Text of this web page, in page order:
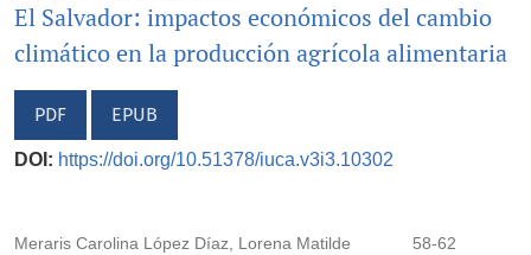
El Salvador: impactos económicos del cambio
climático en la producción agrícola alimentaria
PDF EPUB
DOI: https://doi.org/10.51378/iuca.v3i3.10302
Meraris Carolina López Díaz, Lorena Matilde
58-62